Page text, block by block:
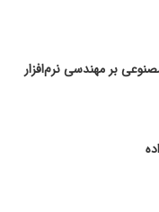
بر مهندسی نرم‌افزار